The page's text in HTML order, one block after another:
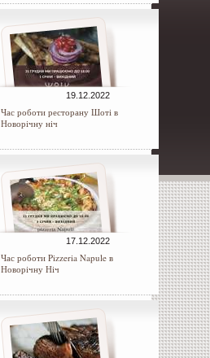
19.12.2022
Час роботи ресторану Шоті в
Новорічну ніч
17.12.2022
Час роботи Pizzeria Napule в
Новорічну Ніч